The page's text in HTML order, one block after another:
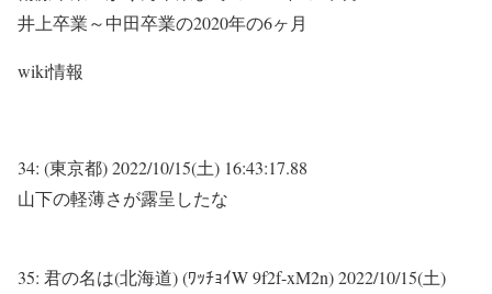
井上卒業～中田卒業の2020年の6ヶ月
wiki情報
34: (東京都)2022/10/15(土) 16:43:17.88
山下の軽薄さが露呈したな
35: 君の名は(北海道) (ﾜｯﾁｮｲW 9f2f-xM2n)2022/10/15(土)